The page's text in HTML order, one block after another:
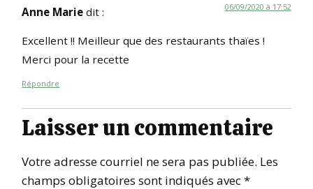
Anne Marie dit : 06/09/2020 à 17:52
Excellent !! Meilleur que des restaurants thaïes !
Merci pour la recette
Répondre
Laisser un commentaire
Votre adresse courriel ne sera pas publiée. Les
champs obligatoires sont indiqués avec*